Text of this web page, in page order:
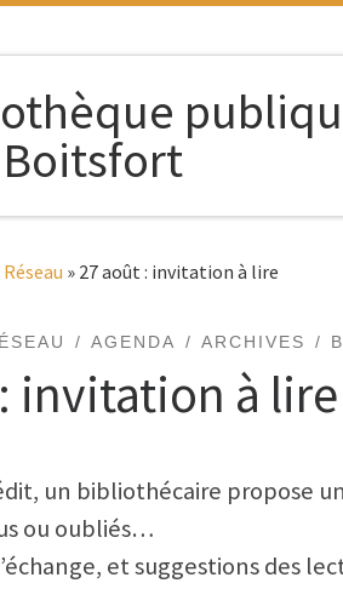
» 27 août : invitation à lire
AGENDA ARCHIVES
invitation à lire
un bibliothécaire propose
ou oubliés…
et suggestions des